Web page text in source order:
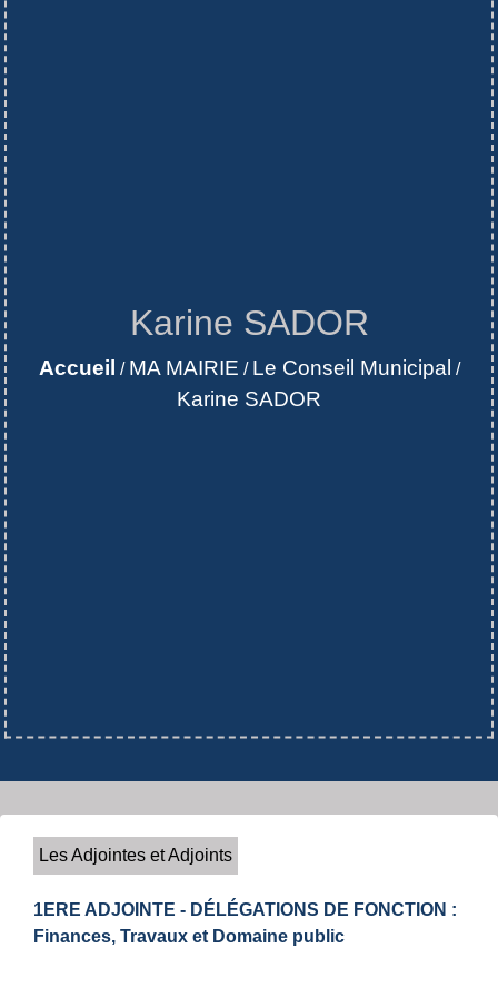
Karine SADOR
Accueil / MA MAIRIE / Le Conseil Municipal /
Karine SADOR
Les Adjointes et Adjoints
1ERE ADJOINTE - DÉLÉGATIONS DE FONCTION :
Finances, Travaux et Domaine public